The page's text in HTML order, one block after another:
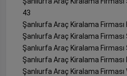
43
Şanlıurfa Araç Kiralama
Şanlıurfa Araç Kiralama
Şanlıurfa Araç Kiralama
Şanlıurfa Araç Kiralama
Şanlıurfa Araç Kiralama